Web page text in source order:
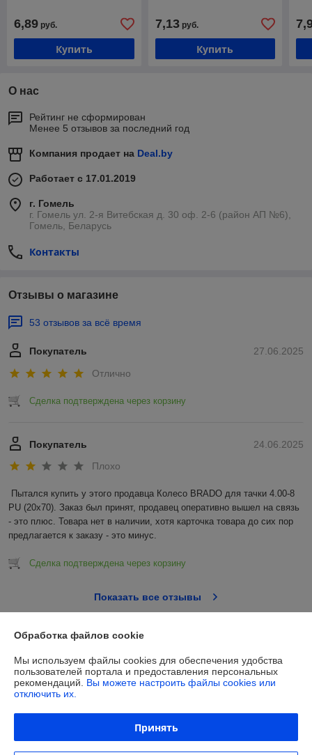
6,89 руб.
Купить
7,13руб.
Купить
О нас
Рейтинг не сформирован
Менее 5 отзывов за последний год
Компания продает на Deal.by
Работает с 17.01.2019
г. Гомель
г. Гомель ул. 2-я Витебская д. 30 оф. 2-6 (район АП №6),
Гомель, Беларусь
Контакты
Отзывы о магазине
53 отзывов за всё время
27.06.2025
Покупатель
Отлично
Сделка подтверждена через корзину
24.06.2025
Покупатель
Плохо
Пытался купить у этого продавца Колесо BRADO для тачки 4.00-8
PU (20x70). Заказ был принят, продавец оперативно вышел на связь
- это плюс. Товара нет в наличии, хотя карточка товара до сих пор
предлагается к заказу - это минус.
Сделка подтверждена через корзину
Показать все отзывы
О нас
Контакты
Полная версия сайта
Обработка файлов cookie
Мы используем файлы cookies для обеспечения удобства
пользователей портала и предоставления персональных
рекомендаций. Вы можете настроить файлы cookies или
отключить их.
Принять